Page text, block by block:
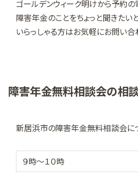
ゴールデンウィーク明けから予約の
障害年金のことをちょっと聞きた
いらっしゃる方はお気軽にお問い合
障害年金無料相談会の相談
新居浜市の障害年金無料相談会に
９時～１０時